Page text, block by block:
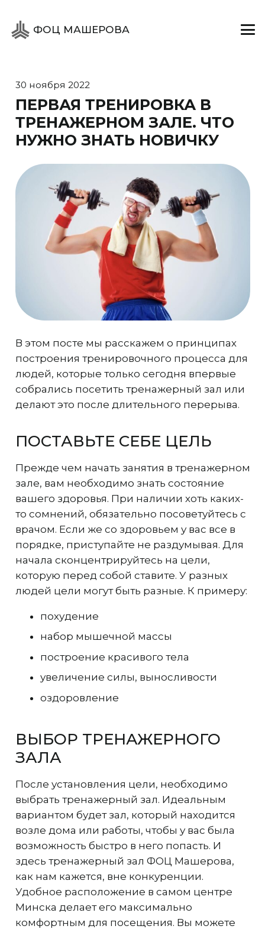
ФОЦ МАШЕРОВА
30 ноября 2022
ПЕРВАЯ ТРЕНИРОВКА В
ТРЕНАЖЕРНОМ ЗАЛЕ. ЧТО
НУЖНО ЗНАТЬ НОВИЧКУ
В этом посте мы расскажем о принципах
построения тренировочного процесса для
людей, которые только сегодня впервые
собрались посетить тренажерный зал или
делают это после длительного перерыва.
ПОСТАВЬТЕ СЕБЕ ЦЕЛЬ
Прежде чем начать занятия в тренажерном
зале, вам необходимо знать состояние
вашего здоровья. При наличии хоть каких-
то сомнений, обязательно посоветуйтесь с
врачом. Если же со здоровьем у вас все в
порядке, приступайте не раздумывая. Для
начала сконцентрируйтесь на цели,
которую перед собой ставите. У разных
людей цели могут быть разные. К примеру:
похудение
набор мышечной массы
построение красивого тела
увеличение силы, выносливости
оздоровление
ВЫБОР ТРЕНАЖЕРНОГО
ЗАЛА
После установления цели, необходимо
выбрать тренажерный зал. Идеальным
вариантом будет зал, который находится
возле дома или работы, чтобы у вас была
возможность быстро в него попасть. И
здесь тренажерный зал ФОЦ Машерова,
как нам кажется, вне конкуренции.
Удобное расположение в самом центре
Минска делает его максимально
комфортным для посещения. Вы можете